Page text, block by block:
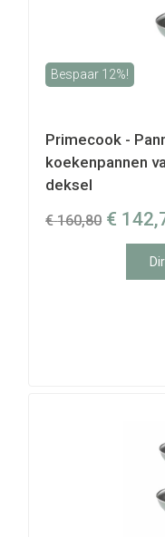
Bespaar 12%!
Primecook -
koekenpannen
deksel
€ 160,80 €